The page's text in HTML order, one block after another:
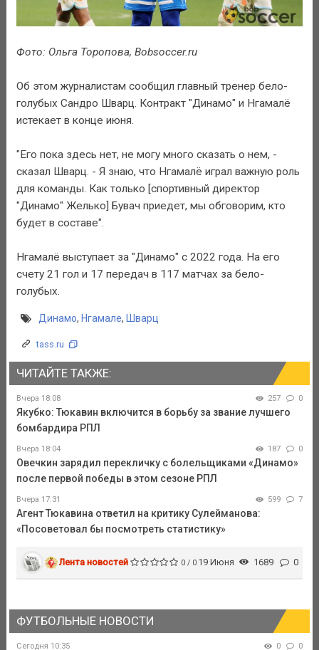
Фото: Ольга Торопова, Bobsoccer.ru
Об этом журналистам сообщил главный тренер бело-
голубых Сандро Шварц. Контракт "Динамо" и Нгамалё
истекает в конце июня.
"Его пока здесь нет, не могу много сказать о нем, -
сказал Шварц. - Я знаю, что Нгамалё играл важную роль
для команды. Как только [спортивный директор
"Динамо" Желько] Бувач приедет, мы обговорим, кто
будет в составе".
Нгамалё выступает за "Динамо" с 2022 года. На его
счету 21 гол и 17 передач в 117 матчах за бело-
голубых.
Динамо, Нгамале, Шварц
tass.ru
ЧИТАЙТЕ ТАКЖЕ:
Вчера 18:08 257 0
Якубко: Тюкавин включится в борьбу за звание лучшего
бомбардира РПЛ
Вчера 18:04 187 0
Овечкин зарядил перекличку с болельщиками «Динамо»
после первой победы в этом сезоне РПЛ
Вчера 17:31 599 7
Агент Тюкавина ответил на критику Сулейманова:
«Посоветовал бы посмотреть статистику»
Лента новостей 0 / 0 19 Июня 1689 0
ФУТБОЛЬНЫЕ НОВОСТИ
Сегодня 10:35 0 0